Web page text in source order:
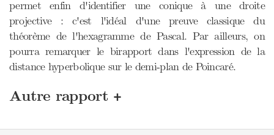
permet enfin d'identifier une conique à une droite
projective : c'est l'idéal d'une preuve classique du
théorème de l'hexagramme de Pascal. Par ailleurs, on
pourra remarquer le birapport dans l'expression de la
distance hyperbolique sur le demi-plan de Poincaré.
Autre rapport +